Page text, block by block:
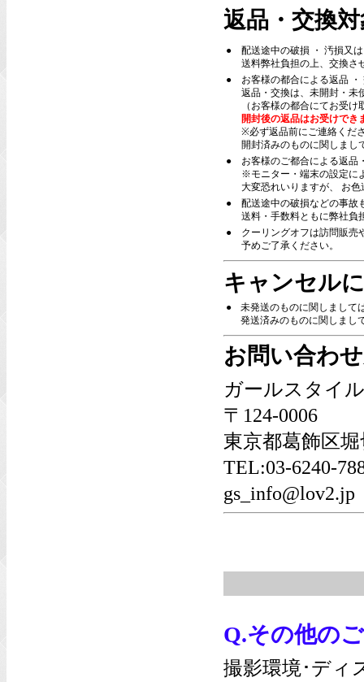
返品・交換
●
配送途中の破損 ・ 汚損又
送料弊社負担の上、交換さ
●
お客様の都合による返品 ・
返品・交換は、未開封・未
（お客様の都合にてお受
開封後の返品はお受けでき
※必ず返品前にご連絡くだ
開封済みのものに関しまし
●
お客様のご都合による返品
※モニター・端末の設定に
大変恐れいりますが、 お
●
配送途中の破損などの事故
送料・手数料ともに弊社負
●
クーリングオフは訪問販売
予めご了承ください。
キャンセル
●
未発送のものに関しまして
発送済みのものに関しまし
お問い合わ
ガールスタイ
〒124-0006
東京都葛飾区堀
TEL:03-6240-
gs_info@lov2.jp
Q.その他の
撮影環境･ディ